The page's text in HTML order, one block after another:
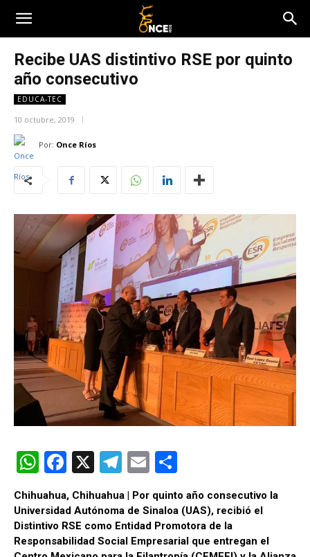
Recibe UAS distintivo RSE por quinto
año consecutivo
EDUCA-TEC
10 octubre, 2019
Por: Once Ríos
W
h
at
s
A
F
a
ce
b
o
X
T
el
e
gr
a
E
m
ail m
p
ar
Chihuahua, Chihuahua | Por quinto año consecutivo la
Universidad Autónoma de Sinaloa (UAS), recibió el
Distintivo RSE como Entidad Promotora de la
Responsabilidad Social Empresarial que entregan el